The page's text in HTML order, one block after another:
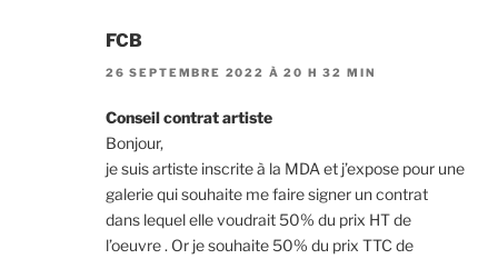
FCB
26 SEPTEMBRE 2022 À 20 H 32 MIN
Conseil contrat artiste
Bonjour,
je suis artiste inscrite à la MDA et j’expose pour une
galerie qui souhaite me faire signer un contrat
dans lequel elle voudrait 50% du prix HT de
l’oeuvre . Or je souhaite 50% du prix TTC de